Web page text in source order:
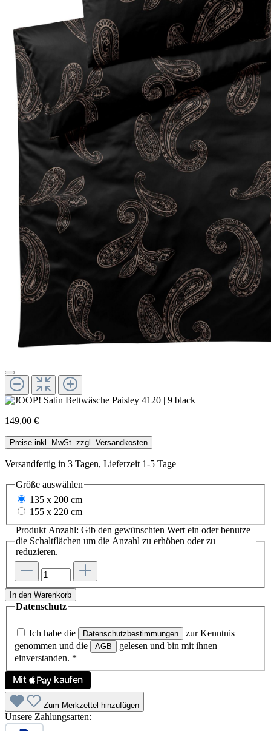
149,00 €
Preise inkl. MwSt. zzgl. Versandkosten
Versandfertig in 3 Tagen, Lieferzeit 1-5 Tage
Größe auswählen
135 x 200 cm
155 x 220 cm
Produkt Anzahl: Gib den gewünschten Wert ein oder benutze
die Schaltflächen um die Anzahl zu erhöhen oder zu
reduzieren.
In den Warenkorb
Datenschutz
Ich habe die Datenschutzbestimmungen
zur Kenntnis
genommen und die
AGB
gelesen und bin mit ihnen
einverstanden. *
Zum Merkzettel hinzufügen
Unsere Zahlungsarten: